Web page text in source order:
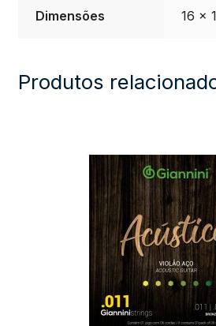
Dimensões 16 ×
Produtos